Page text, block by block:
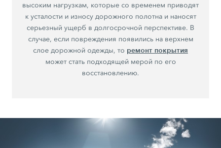
высоким нагрузкам, которые со временем приводят
к усталости и износу дорожного полотна и наносят
серьезный ущерб в долгосрочной перспективе. В
случае, если повреждения появились на верхнем
слое дорожной одежды, то ремонт покрытия
может стать подходящей мерой по его
восстановлению.